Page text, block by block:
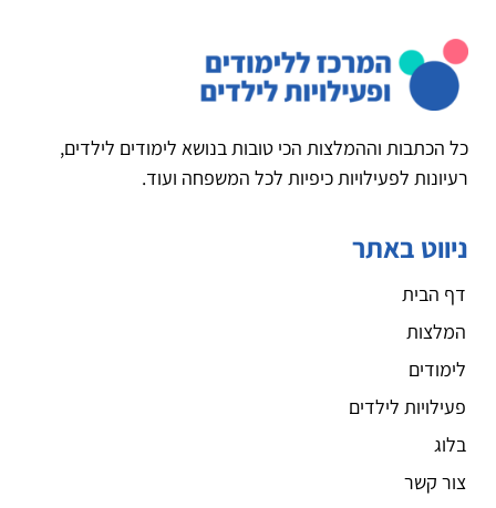
כל הכתבות וההמלצות הכי טובות בנושא לימודים לילדים,
רעיונות לפעילויות כיפיות לכל המשפחה ועוד.
ניווט באתר
דף הבית
המלצות
לימודים
פעילויות לילדים
בלוג
צור קשר